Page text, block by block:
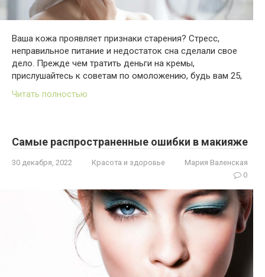
Ваша кожа проявляет признаки старения? Стресс,
неправильное питание и недостаток сна сделали свое
дело. Прежде чем тратить деньги на кремы,
прислушайтесь к советам по омоложению, будь вам 25,
Читать полностью
Самые распространенные ошибки в макияже
30 декабря, 2022 Красота и здоровье
Мария Валенская
0